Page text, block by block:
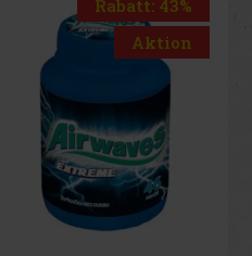
Rabatt: 43%
Aktion